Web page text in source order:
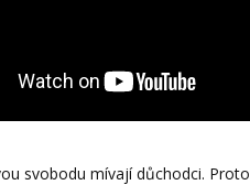
svobodu mívají důchodci.